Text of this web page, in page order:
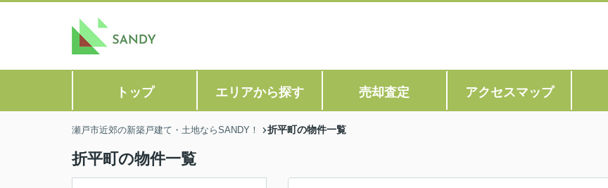
トップ エリアから探す 売却査定 アクセスマップ
瀬戸市近郊の新築戸建て・土地ならSANDY！ 折平町の物件一覧
折平町の物件一覧